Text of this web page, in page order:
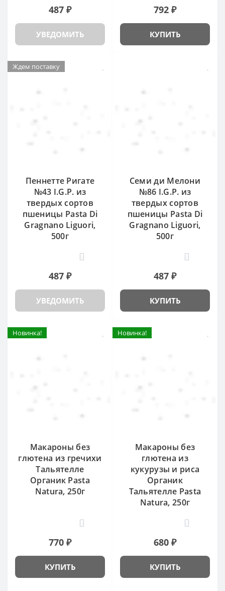
487 ₽
УВЕДОМИТЬ
792 ₽
КУПИТЬ
Ждем поставку
Пеннетте Ригате
№43 I.G.P. из
твердых сортов
пшеницы Pasta Di
Gragnano Liguori,
500г
487 ₽
УВЕДОМИТЬ
Семи ди Мелони
№86 I.G.P. из
твердых сортов
пшеницы Pasta Di
Gragnano Liguori,
500г
487 ₽
КУПИТЬ
Новинка!
Макароны без
глютена из гречихи
Тальятелле
Органик Pasta
Natura, 250г
770 ₽
КУПИТЬ
Новинка!
Макароны без
глютена из
кукурузы и риса
Органик
Тальятелле Pasta
Natura, 250г
680 ₽
КУПИТЬ